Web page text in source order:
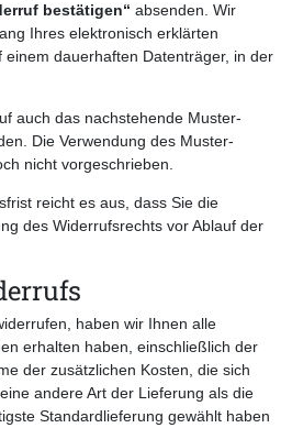
bestätigen“ absenden. Wir
Ihres elektronisch erklärten
dauerhaften Datenträger, in der
auch das nachstehende Muster-
Die Verwendung des Muster-
nicht vorgeschrieben.
reicht es aus, dass Sie die
des Widerrufsrechts vor Ablauf der
haben wir Ihnen alle
erhalten haben, einschließlich der
der zusätzlichen Kosten, die sich
andere Art der Lieferung als die
Standardlieferung gewählt haben